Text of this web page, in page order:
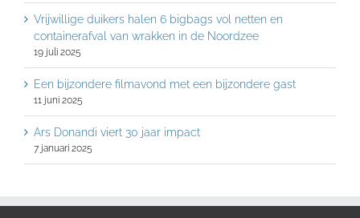
Vrijwillige duikers halen 6 bigbags vol netten en
containerafval van wrakken in de Noordzee
19 juli 2025
Een bijzondere filmavond met een bijzondere gast
11 juni 2025
Ars Donandi viert 30 jaar impact
7 januari 2025